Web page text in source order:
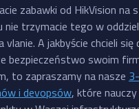
zabawki od HikVision na
nie trzymacie tego w
A jakbyście chcieli się
bezpieczeństwo swoim
to zapraszamy na nasze
i devopsów, które